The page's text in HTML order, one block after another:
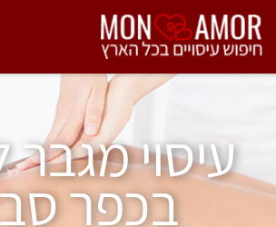
עיסוי
בכפר